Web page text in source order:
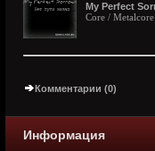
My Perfect
Core /
Комментарии (0)
Информация